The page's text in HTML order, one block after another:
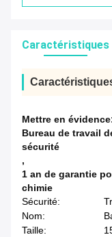
Caractéristiques
Mettre en
Bureau de travail
sécurité
,
1 an de garantie
chimie
Sécurité:
Nom:
Taille: